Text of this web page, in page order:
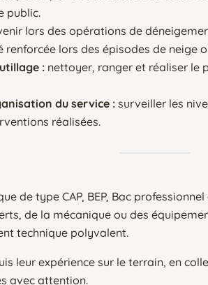
public.
lors des opérations de
lors des épisodes de neige
: nettoyer, ranger et réaliser le
du service :surveiller les
réalisées.
de type CAP, BEP, Bac
de la mécanique ou des
technique polyvalent.
leur expérience sur le terrain, en
avec attention.